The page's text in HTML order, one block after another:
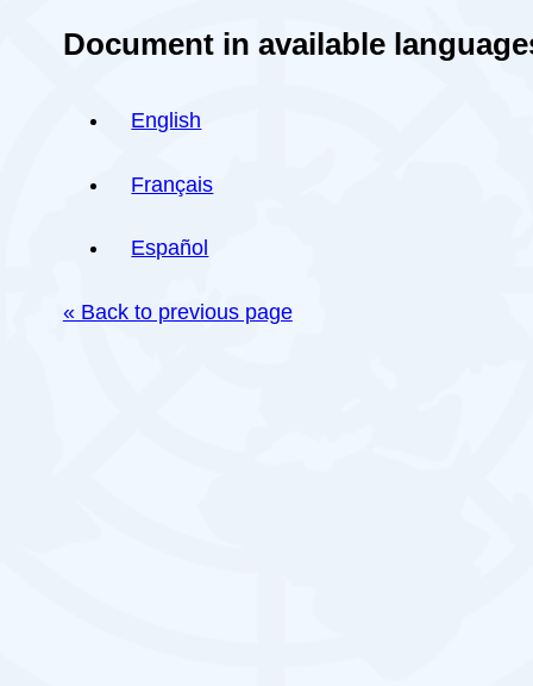
Document in available
English
Français
Español
« Back to previous page